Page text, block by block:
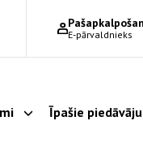
E-pārvaldnieks
Parādīt apakšizvēlni
Īpašie